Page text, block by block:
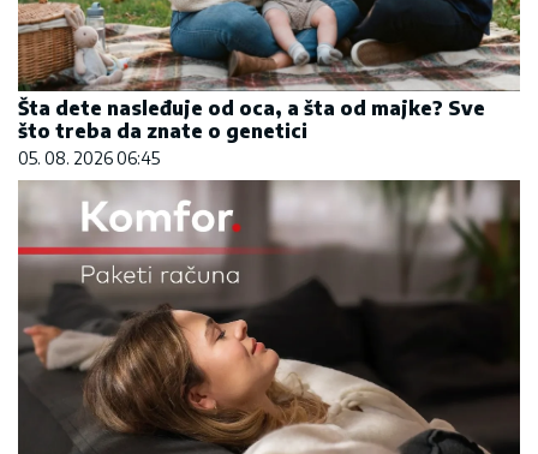
Šta dete nasleđuje od oca, a šta od majke? Sve
što treba da znate o genetici
05. 08. 2026 06:45